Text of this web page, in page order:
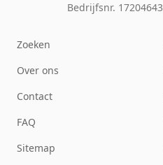
Bedrijfsnr. 17204643
Zoeken
Over ons
Contact
FAQ
Sitemap